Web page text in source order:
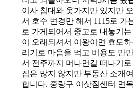
이사 침대와 옷가지만 있지만
서 호수 변경만 해서 1115로 가
로 가게되어서 중고로 내놓기
이 오래되셔서 이왕이면 효도
리기로 마음을 먹고 비용도 만
서 전주까지 머나먼길 떠나기
짐은 많지 않지만 부동산 소개
합니다. 중랑구 이삿짐센터 면